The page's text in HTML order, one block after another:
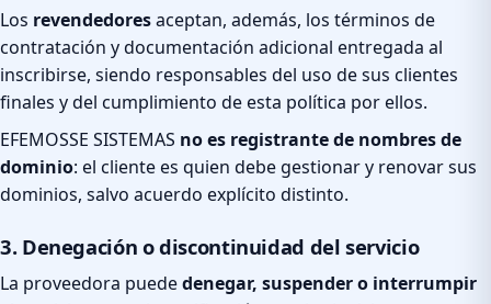
Los revendedoresaceptan, además, los términos de
contratación y documentación adicional entregada al
inscribirse, siendo responsables del uso de sus clientes
finales y del cumplimiento de esta política por ellos.
EFEMOSSE SISTEMAS no es registrante de nombres de
dominio: el cliente es quien debe gestionar y renovar sus
dominios, salvo acuerdo explícito distinto.
3. Denegación o discontinuidad del servicio
La proveedora puededenegar, suspender o interrumpir